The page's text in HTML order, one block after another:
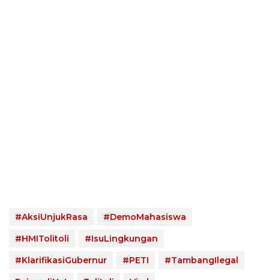
#AksiUnjukRasa
#DemoMahasiswa
#HMITolitoli
#IsuLingkungan
#KlarifikasiGubernur
#PETI
#TambangIlegal